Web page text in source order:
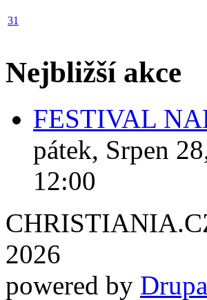
31
Nejbližší akce
FESTIVAL
pátek, Srpen
12:00
2026
powered by